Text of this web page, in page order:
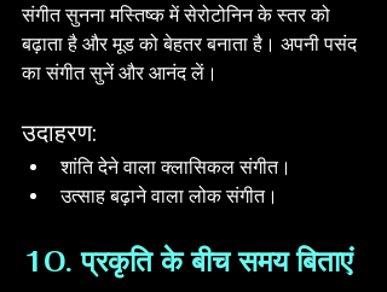
संगीत सुनना मस्तिष्क में सेरोटोनिन के स्तर को
बढ़ाता है और मूड को बेहतर बनाता है। अपनी पसंद
का संगीत सुनें और आनंद लें।
उदाहरण:
शांति देने वाला क्लासिकल संगीत।
उत्साह बढ़ाने वाला लोक संगीत।
10. प्रकृति के बीच समय बिताएं